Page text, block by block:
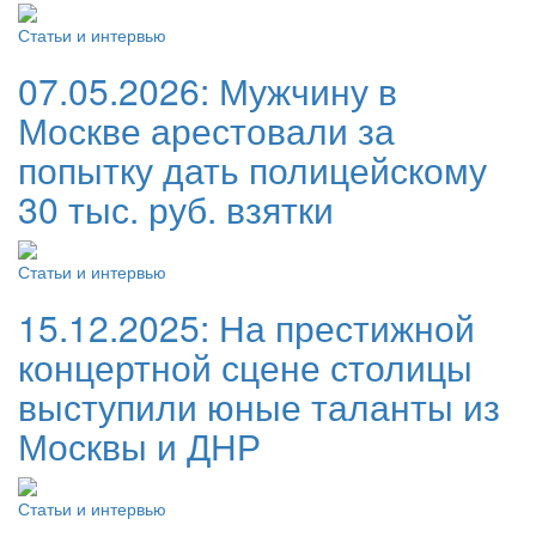
Статьи и интервью
07.05.2026: Мужчину в
Москве арестовали за
попытку дать полицейскому
30 тыс. руб. взятки
Статьи и интервью
15.12.2025: На престижной
концертной сцене столицы
выступили юные таланты из
Москвы и ДНР
Статьи и интервью